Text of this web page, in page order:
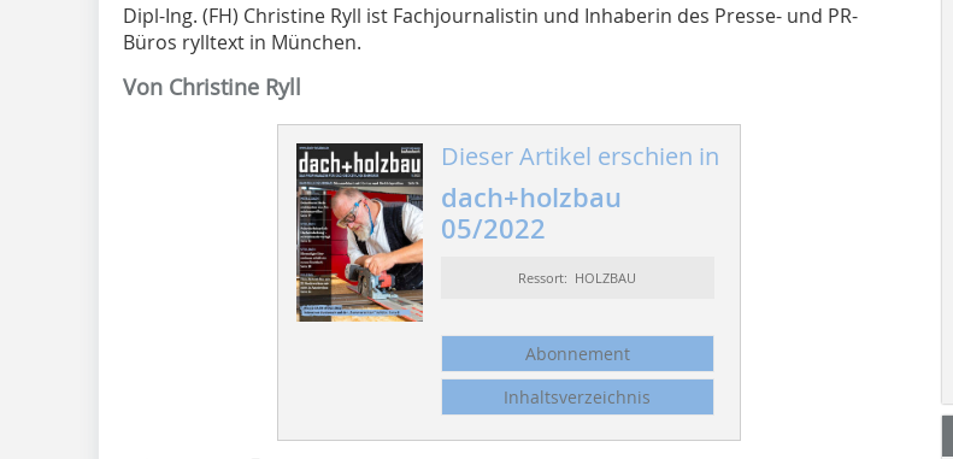
Dipl-Ing. (FH) Christine Ryll ist Fachjournalistin und Inhaberin des Presse- und PR-
Büros rylltext in München.
Von Christine Ryll
Dieser Artikel erschien in
dach+holzbau
05/2022
Ressort: HOLZBAU
Abonnement
Inhaltsverzeichnis